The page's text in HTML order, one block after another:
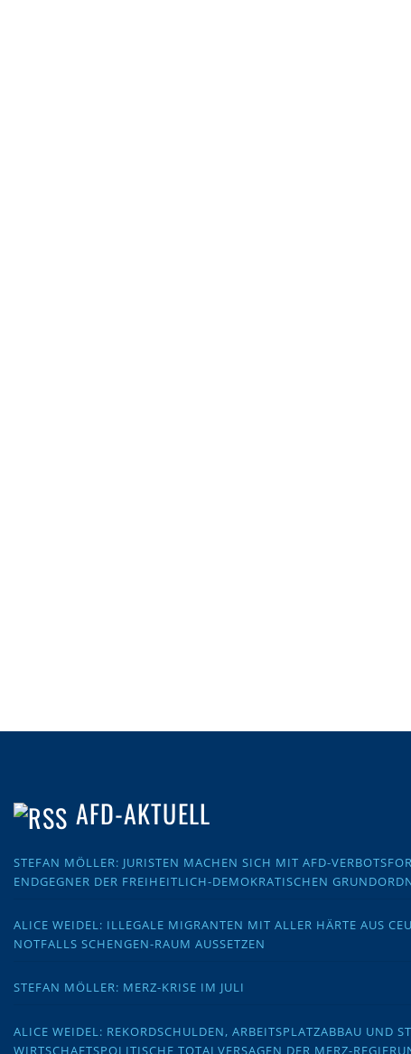
AFD-AKTUELL
STEFAN MÖLLER: JURISTEN MACHEN SICH MIT AFD-
ENDGEGNER DER FREIHEITLICH-DEMOKRATISCHEN
ALICE WEIDEL: ILLEGALE MIGRANTEN MIT ALLER HÄRTE AUS
NOTFALLS SCHENGEN-RAUM AUSSETZEN
STEFAN MÖLLER: MERZ-KRISE IM JULI
ALICE WEIDEL: REKORDSCHULDEN, ARBEITSPLATZABBAU UND
WIRTSCHAFTSPOLITISCHE TOTALVERSAGEN DER MERZ-